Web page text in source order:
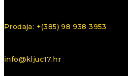
Prodaja: +(385) 98 938 3953
info@kljuc17.hr